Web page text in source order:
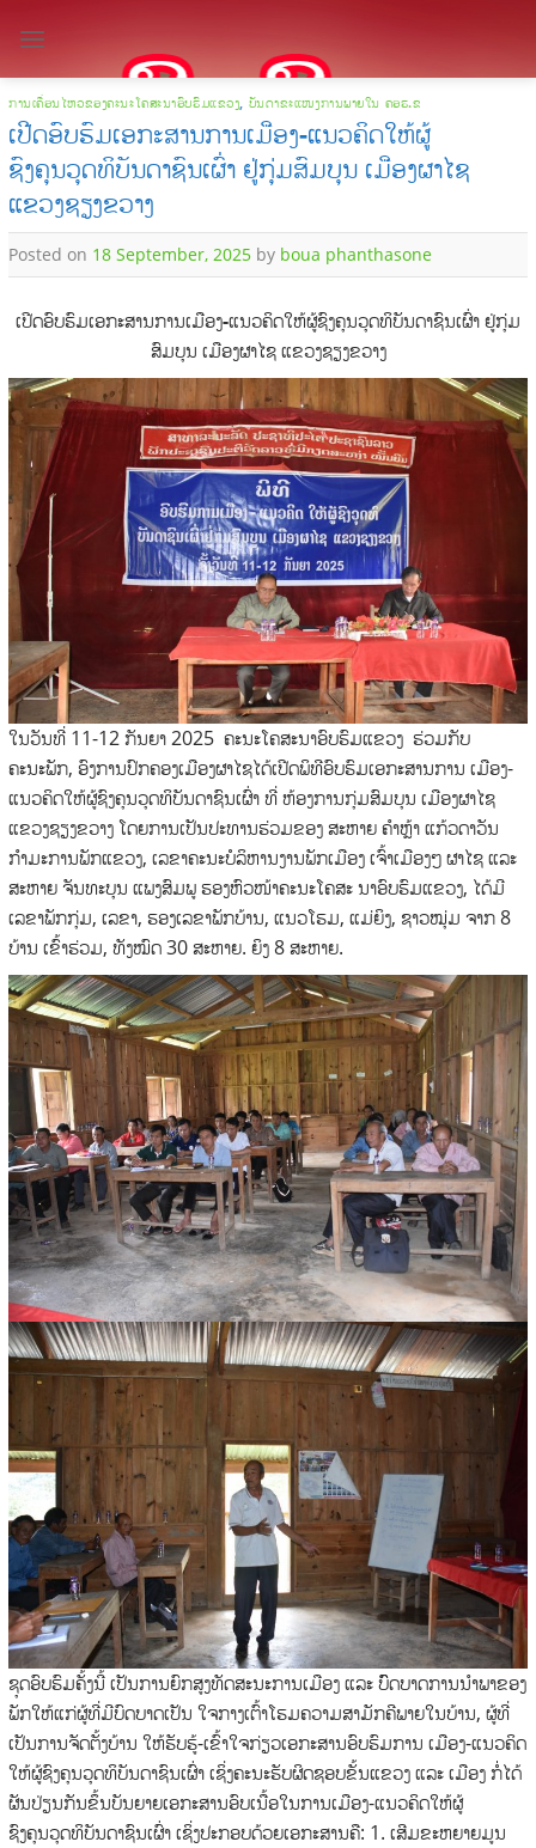
content
ການເຄື່ອນໄຫວຂອງຄະນະໂຄສະນາອົບຮົມແຂວງ, ບັນດາຂະແໜງການພາຍໃນ ຄອຮ.ຂ
ເປີດອົບຮົມເອກະສານການເມືອງ-ແນວຄິດໃຫ້ຜູ້
ຊົງຄຸນວຸດທິບັນດາຊົນເຜົ່າ ຢູ່ກຸ່ມສົມບຸນ ເມືອງຜາໄຊ
ແຂວງຊຽງຂວາງ
Posted on 18 September, 2025 by boua phanthasone
ເປີດອົບຮົມເອກະສານການເມືອງ-ແນວຄິດໃຫ້ຜູ້ຊົງຄຸນວຸດທິບັນດາຊົນເຜົ່າ ຢູ່ກຸ່ມ
ສົມບຸນ ເມືອງຜາໄຊ ແຂວງຊຽງຂວາງ
ໃນວັນທີ່ 11-12 ກັນຍາ 2025 ຄະນະໂຄສະນາອົບຮົມແຂວງ ຮ່ວມກັບ
ຄະນະພັກ, ອົງການປົກຄອງເມືອງຜາໄຊໄດ້ເປີດພິທີອົບຮົມເອກະສານການ ເມືອງ-
ແນວຄິດໃຫ້ຜູ້ຊົງຄຸນວຸດທິບັນດາຊົນເຜົ່າ ທີ່ ຫ້ອງການກຸ່ມສົມບຸນ ເມືອງຜາໄຊ
ແຂວງຊຽງຂວາງ ໂດຍການເປັນປະທານຮ່ວມຂອງ ສະຫາຍ ຄຳຫຼ້າ ແກ້ວດາວັນ
ກໍາມະການພັກແຂວງ, ເລຂາຄະນະບໍລິຫານງານພັກເມືອງ ເຈົ້າເມືອງໆ ຜາໄຊ ແລະ
ສະຫາຍ ຈັນທະບຸນ ແພງສົມພູ ຮອງຫົວໜ້າຄະນະໂຄສະ ນາອົບຮົມແຂວງ, ໄດ້ມີ
ເລຂາພັກກຸ່ມ, ເລຂາ, ຮອງເລຂາພັກບ້ານ, ແນວໂຮມ, ແມ່ຍິງ, ຊາວໝຸ່ມ ຈາກ 8
ບ້ານ ເຂົ້າຮ່ວມ, ທັງໝົດ 30 ສະຫາຍ. ຍິງ 8 ສະຫາຍ.
ຊຸດອົບຮົມຄັ້ງນີ້ ເປັນການຍົກສູງທັດສະນະການເມືອງ ແລະ ບົົດບາດການນຳພາຂອງ
ພັກໃຫ້ແກ່ຜູ້ທີ່ມີບົດບາດເປັນ ໃຈກາງເຕົ້າໂຮມຄວາມສາມັກຄີພາຍໃນບ້ານ, ຜູ້ທີ່
ເປັນການຈັດຕັ້ງບ້ານ ໃຫ້ຮັບຮູ້-ເຂົ້າໃຈກ່ຽວເອກະສານອົບຮົມການ ເມືອງ-ແນວຄິດ
ໃຫ້ຜູ້ຊົງຄຸນວຸດທິບັນດາຊົນເຜົ່າ ເຊິ່ງຄະນະຮັບຜິດຊອບຂັ້ນແຂວງ ແລະ ເມືອງ ກໍ່ໄດ້
ຜັນປ່ຽນກັນຂຶ້ນບັນຍາຍເອກະສານອົບເນື້ອໃນການເມືອງ-ແນວຄິດໃຫ້ຜູ້
ຊົງຄຸນວຸດທິບັນດາຊົນເຜົ່າ ເຊິ່ງປະກອບດ້ວຍເອກະສານຄື: 1. ເສີມຂະຫຍາຍມູນ